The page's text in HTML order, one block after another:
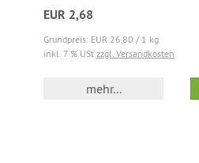
EUR 2,68
Grundpreis: EUR 26,80 / 1 kg
inkl. 7 % USt zzgl. Versandkosten
mehr...